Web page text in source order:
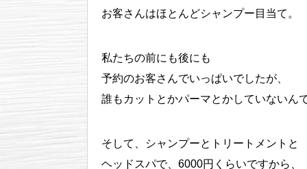
お客さんはほとんどシャンプー目当て。
私たちの前にも後にも
予約のお客さんでいっぱいでしたが、
誰もカットとかパーマとかしていないん
そして、シャンプーとトリートメントと
ヘッドスパで、6000円くらいですから、